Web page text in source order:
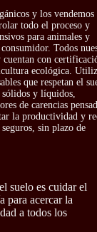
y los vendemos
todo el proceso y
para animales y
Todos
cuentan con
ecológica.
que respetan el
y líquidos,
de carencias
la productividad y
sin plazo de
suelo es cuidar el
para acercar la
a todos los